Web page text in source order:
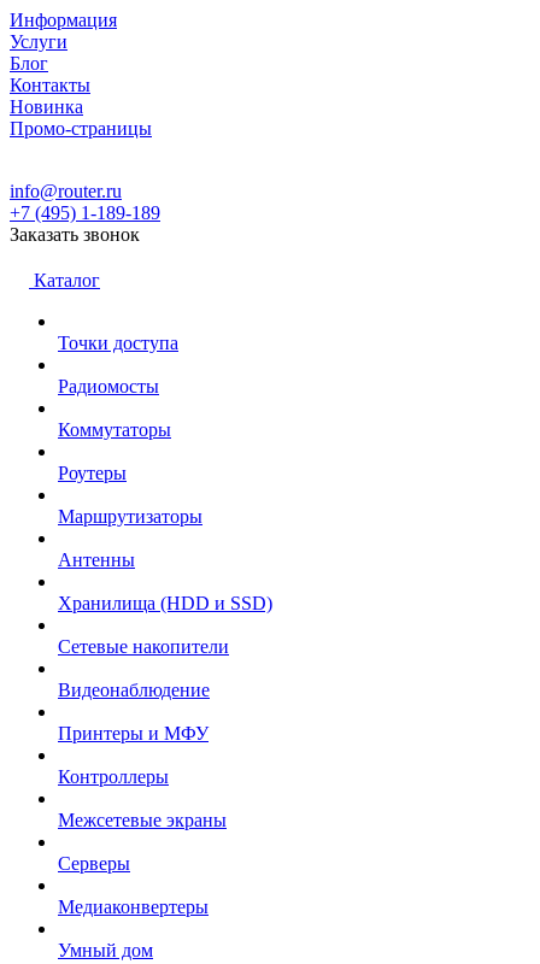
Информация
Услуги
Блог
Контакты
Новинка
Промо-страницы
info@router.ru
+7 (495) 1-189-189
Заказать звонок
Каталог
Точки доступа
Радиомосты
Коммутаторы
Роутеры
Маршрутизаторы
Антенны
Хранилища (HDD и SSD)
Сетевые накопители
Видеонаблюдение
Принтеры и МФУ
Контроллеры
Межсетевые экраны
Серверы
Медиаконвертеры
Умный дом